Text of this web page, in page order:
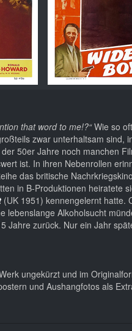
that word to me!?“Wie so
zwar unterhaltsam sind,
50er Jahre noch manchen
ist. In ihren Nebenrollen
das britische
in B-Produktionen heiratete
(UK 1951) kennengelernt hatte.
lebenslange Alkoholsucht
Jahre zurück. Nur ein Jahr
ungekürzt und im
und Aushangfotos als